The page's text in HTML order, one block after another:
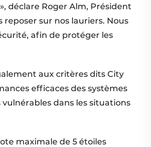
déclare Roger Alm, Président
reposer sur nos lauriers. Nous
afin de protéger les
aux critères dits City
efficaces des systèmes
dans les situations
maximale de 5 étoiles